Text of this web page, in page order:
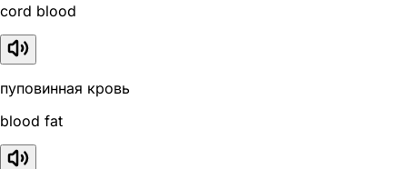
cord blood
пуповинная кровь
blood fat